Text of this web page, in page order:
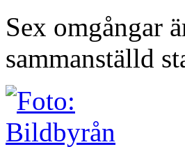
Sex omgångar
sammanställd